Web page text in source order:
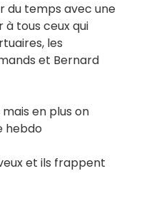
du temps avec une
à tous ceux qui
les
et Bernard
en plus on
hebdo
et ils frappent